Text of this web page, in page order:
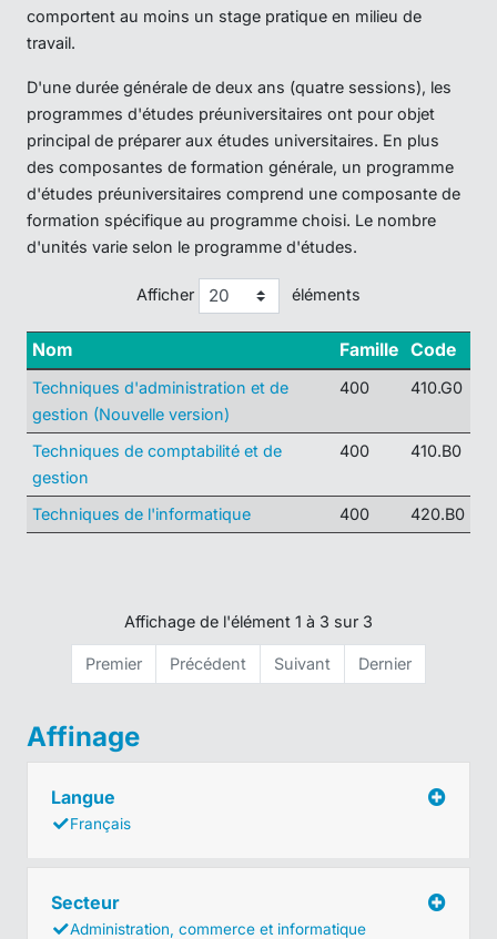
comportent au moins un stage pratique en milieu de
travail.
D'une durée générale de deux ans (quatre sessions), les
programmes d'études préuniversitaires ont pour objet
principal de préparer aux études universitaires. En plus
des composantes de formation générale, un programme
d'études préuniversitaires comprend une composante de
formation spécifique au programme choisi. Le nombre
d'unités varie selon le programme d'études.
Afficher éléments
Nom Famille Code
Techniques d'administration et de
gestion (Nouvelle version)
400 410.G0
Techniques de comptabilité et de
gestion
400 410.B0
Techniques de l'informatique 400 420.B0
Affichage de l'élément 1 à 3 sur 3
Premier Précédent Suivant Dernier
Affinage
Langue
Français
Secteur
Administration, commerce et informatique